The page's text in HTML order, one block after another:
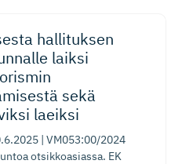
hallituksen
laiksi
sekä
laeiksi
| VM053:00/2024
otsikkoasiassa. EK